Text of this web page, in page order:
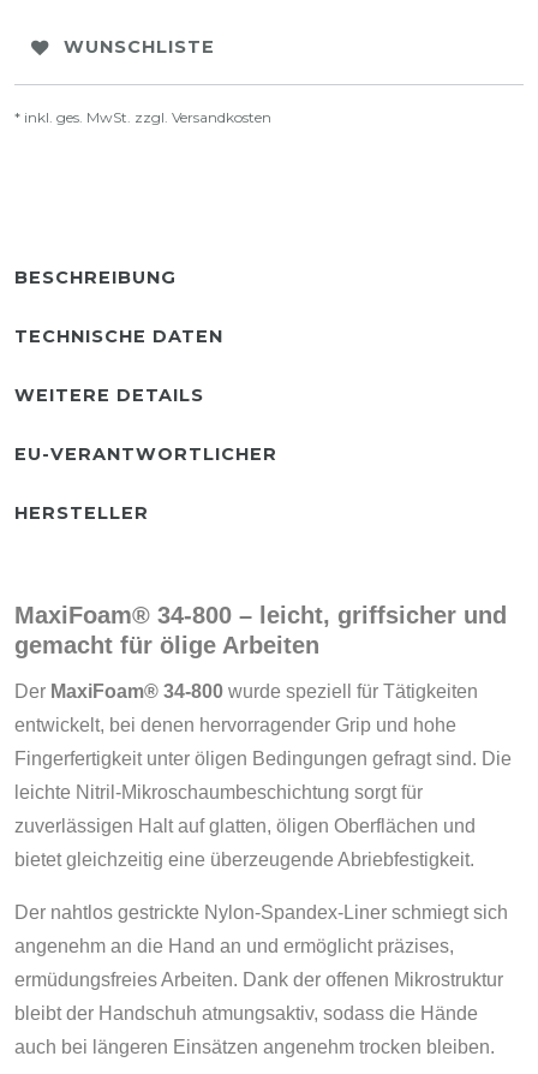
WUNSCHLISTE
* inkl. ges. MwSt. zzgl. Versandkosten
BESCHREIBUNG
TECHNISCHE DATEN
WEITERE DETAILS
EU-VERANTWORTLICHER
HERSTELLER
MaxiFoam® 34-800 – leicht, griffsicher und
gemacht für ölige Arbeiten
Der MaxiFoam® 34-800 wurde speziell für Tätigkeiten
entwickelt, bei denen hervorragender Grip und hohe
Fingerfertigkeit unter öligen Bedingungen gefragt sind. Die
leichte Nitril-Mikroschaumbeschichtung sorgt für
zuverlässigen Halt auf glatten, öligen Oberflächen und
bietet gleichzeitig eine überzeugende Abriebfestigkeit.
Der nahtlos gestrickte Nylon-Spandex-Liner schmiegt sich
angenehm an die Hand an und ermöglicht präzises,
ermüdungsfreies Arbeiten. Dank der offenen Mikrostruktur
bleibt der Handschuh atmungsaktiv, sodass die Hände
auch bei längeren Einsätzen angenehm trocken bleiben.